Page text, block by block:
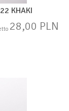
KHAKI
28,00 PLN